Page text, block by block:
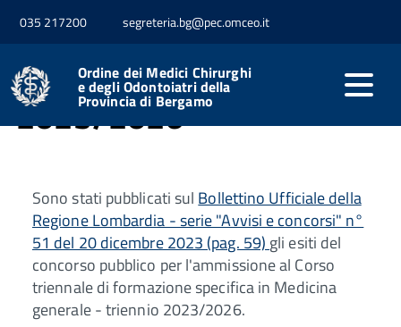
035 217200 segreteria.bg@pec.omceo.it
Ordine dei Medici Chirurghi
e degli Odontoiatri della
Provincia di Bergamo
CORSO FORMAZIONE
MMG - TRIENNIO
2023/2026
Sono stati pubblicati sul Bollettino Ufficiale della
Regione Lombardia - serie "Avvisi e concorsi" n°
51 del 20 dicembre 2023 (pag. 59) gli esiti del
concorso pubblico per l'ammissione al Corso
triennale di formazione specifica in Medicina
generale - triennio 2023/2026.